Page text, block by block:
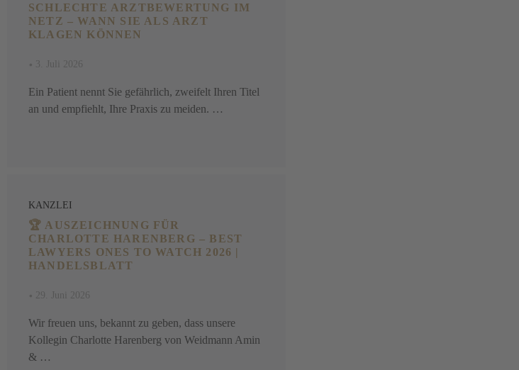
SCHLECHTE ARZTBEWERTUNG IM
NETZ – WANN SIE ALS ARZT
KLAGEN KÖNNEN
3. Juli 2026
Ein Patient nennt Sie gefährlich, zweifelt Ihren Titel
an und empfiehlt, Ihre Praxis zu meiden. …
KANZLEI
🏆 AUSZEICHNUNG FÜR
CHARLOTTE HARENBERG – BEST
LAWYERS ONES TO WATCH 2026 |
HANDELSBLATT
29. Juni 2026
Wir freuen uns, bekannt zu geben, dass unsere
Kollegin Charlotte Harenberg von Weidmann Amin
& …